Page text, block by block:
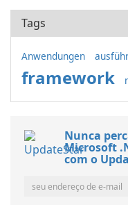
Tags
Anwendungen
framework
Nunca
Microsoft
com o